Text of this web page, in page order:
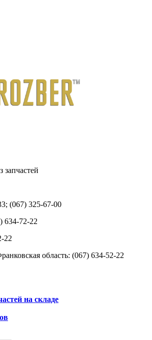
запчастей
(067) 325-67-00
634-72-22
22
область: (067) 634-52-22
на складе